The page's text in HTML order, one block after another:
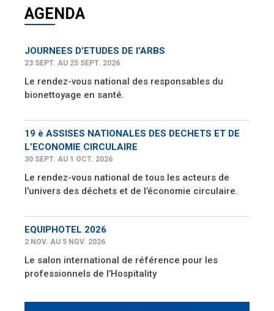
AGENDA
JOURNEES D’ETUDES DE l’ARBS
23 SEPT. AU 25 SEPT. 2026
Le rendez-vous national des responsables du
bionettoyage en santé.
19 è ASSISES NATIONALES DES DECHETS ET DE
L’ECONOMIE CIRCULAIRE
30 SEPT. AU 1 OCT. 2026
Le rendez-vous national de tous les acteurs de
l’univers des déchets et de l’économie circulaire.
EQUIPHOTEL 2026
2 NOV. AU 5 NOV. 2026
Le salon international de référence pour les
professionnels de l’Hospitality